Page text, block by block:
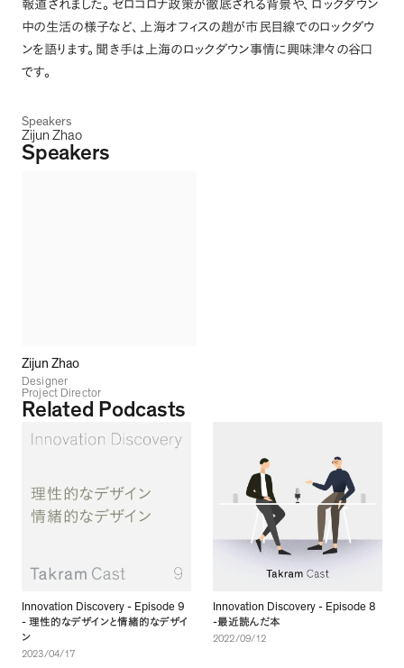
報道されました。 ゼロコロナ政策が徹底される背景や、 ロックダウン
中の生活の様子など、
上海オフィスの趙が市民目線でのロックダウ
ンを語ります。 聞き手は上海のロックダウン事情に興味津々の谷口
です。
Speakers
Zijun Zhao
Speakers
Zijun Zhao
Designer
Project Director
Related Podcasts
Innovation Discovery - Episode 9
- 理性的なデザインと情緒的なデザイ
ン
2023/04/17
Innovation Discovery - Episode 8
-最近読んだ本
2022/09/12